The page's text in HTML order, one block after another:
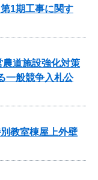
1期工事に関す
農道施設強化対策
一般競争入札公
教室棟屋上外壁